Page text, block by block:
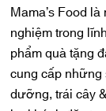
Mama’s Food
nghiệm trong
phẩm quà tặng
cung cấp
dưỡng, trái cây